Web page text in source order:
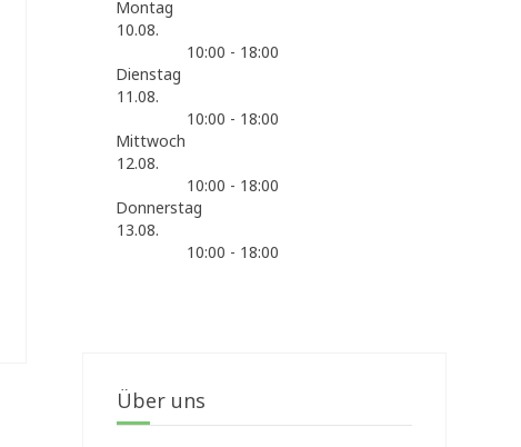
Montag
10.08.
10:00 - 18:00
Dienstag
11.08.
10:00 - 18:00
Mittwoch
12.08.
10:00 - 18:00
Donnerstag
13.08.
10:00 - 18:00
Über uns